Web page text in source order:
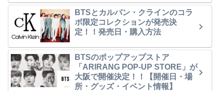
BTSとカルバン・クラインのコラ
ボ限定コレクションが発売決
定！！発売日・購入方法
BTSのポップアップストア
「ARIRANG POP-UP STORE」が
大阪で開催決定！！【開催日・場
所・グッズ・イベント情報】